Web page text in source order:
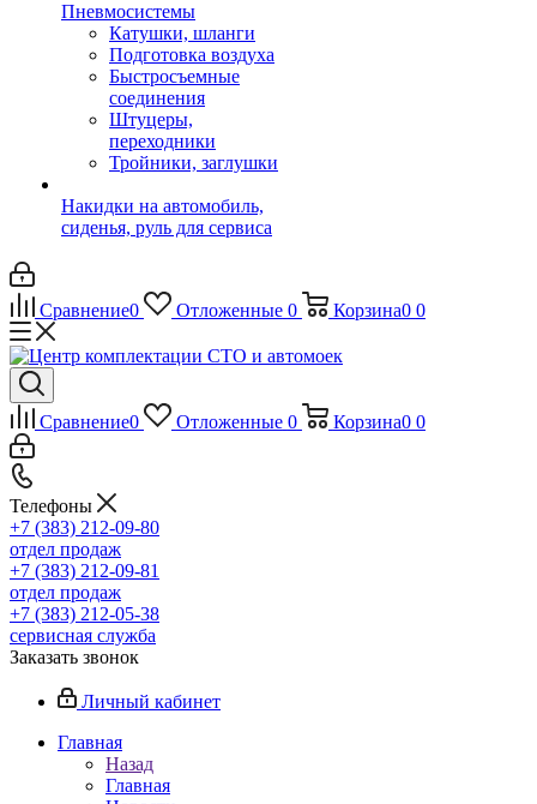
Пневмосистемы
Катушки, шланги
Подготовка воздуха
Быстросъемные
соединения
Штуцеры,
переходники
Тройники, заглушки
Накидки на автомобиль,
сиденья, руль для сервиса
Сравнение0 Отложенные 0 Корзина0 0
Сравнение0 Отложенные 0 Корзина0 0
Телефоны
+7 (383) 212-09-80
отдел продаж
+7 (383) 212-09-81
отдел продаж
+7 (383) 212-05-38
сервисная служба
Заказать звонок
Личный кабинет
Главная
Назад
Главная